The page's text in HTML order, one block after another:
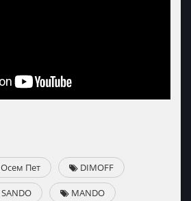
Осем Пет DIMOFF
SANDO MANDO